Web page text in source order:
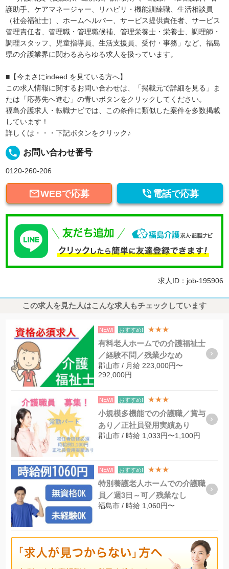
護助手、ケアマネージャー、リハビリ・機能訓練職、生活相談員
（社会福祉士）、ホームヘルパー、サービス提供責任者、サービス
管理責任者、管理職・管理職候補、管理栄養士・栄養士、調理師・
調理スタッフ、児童指導員、生活支援員、受付・事務」など、福島
県の介護業界に関わるあらゆる求人を扱っています。
■【今まさにindeed を見ている方へ】
この求人情報に関するお問い合わせは、「掲載元で詳細を見る」ま
たは「応募先へ進む」の青いボタンをクリックしてください。
福島介護求人・転職ナビでは、この条件に類似した案件を多数掲載
しています！
詳しくは・・・下記ボタンをクリック♪
local_phone お問い合わせ番号
0120-260-206
WEBで応募  電話で応募
求人ID：job-195906
この求人を見た人はこんな求人もチェックしています
NEW! おすすめ! ★★★
有料老人ホームでの介護福祉士
／経験不問／残業少なめ
郡山市 / 月給 223,000円〜
292,000円
NEW! おすすめ! ★★★
小規模多機能での介護職／賞与
あり／正社員登用実績あり
郡山市 / 時給 1,033円〜1,100円
NEW! おすすめ! ★★★
特別養護老人ホームでの介護職
員／週3日～可／残業なし
福島市 / 時給 1,060円〜